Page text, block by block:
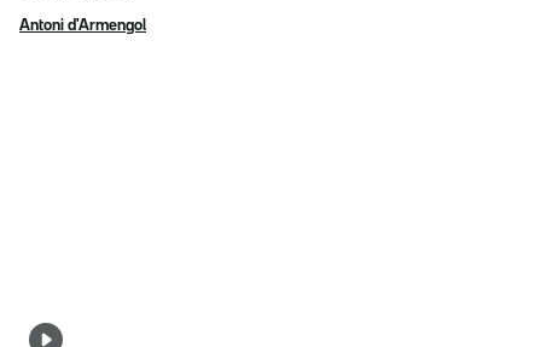
Antoni d'Armengol